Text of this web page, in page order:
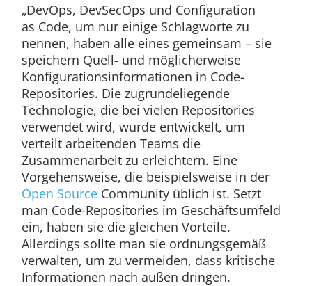
„DevOps, DevSecOps und Configuration
as Code, um nur einige Schlagworte zu
nennen, haben alle eines gemeinsam – sie
speichern Quell- und möglicherweise
Konfigurationsinformationen in Code-
Repositories. Die zugrundeliegende
Technologie, die bei vielen Repositories
verwendet wird, wurde entwickelt, um
verteilt arbeitenden Teams die
Zusammenarbeit zu erleichtern. Eine
Vorgehensweise, die beispielsweise in der
Open SourceCommunity üblich ist. Setzt
man Code-Repositories im Geschäftsumfeld
ein, haben sie die gleichen Vorteile.
Allerdings sollte man sie ordnungsgemäß
verwalten, um zu vermeiden, dass kritische
Informationen nach außen dringen.